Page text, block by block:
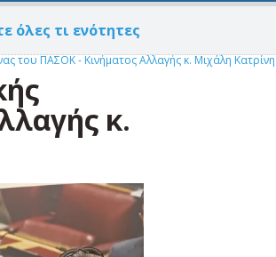
όλες τι ενότητες
του ΠΑΣΟΚ - Κινήματος Αλλαγής κ. Μιχάλη Κατρίνη
κ.